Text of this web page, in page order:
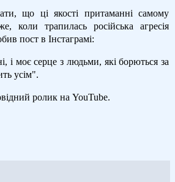
що ці якості притаманні самому
коли трапилась російська агресія
пост в Інстаграмі:
і моє серце з людьми, які борються за
усім".
ролик на YouTube.